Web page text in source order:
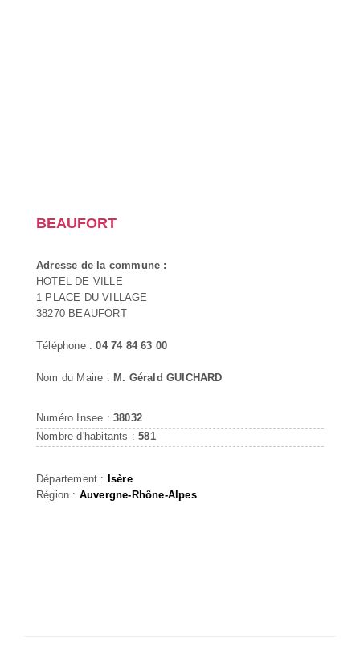
BEAUFORT
Adresse de la commune :
HOTEL DE VILLE
1 PLACE DU VILLAGE
38270 BEAUFORT
Téléphone :04 74 84 63 00
Nom du Maire : M. Gérald GUICHARD
Numéro Insee : 38032
Nombre d'habitants :581
Département : Isère
Région : Auvergne-Rhône-Alpes